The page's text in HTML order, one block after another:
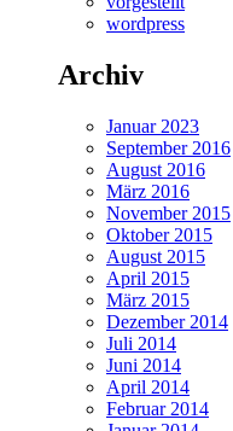
wordpress
Archiv
Januar 2023
September 2016
August 2016
März 2016
November 2015
Oktober 2015
August 2015
April 2015
März 2015
Dezember 2014
Juli 2014
Juni 2014
April 2014
Februar 2014